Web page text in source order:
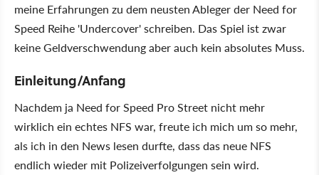
meine Erfahrungen zu dem neusten Ableger der Need for
Speed Reihe 'Undercover' schreiben. Das Spiel ist zwar
keine Geldverschwendung aber auch kein absolutes Muss.
Einleitung/Anfang
Nachdem ja Need for Speed Pro Street nicht mehr
wirklich ein echtes NFS war, freute ich mich um so mehr,
als ich in den News lesen durfte, dass das neue NFS
endlich wieder mit Polizeiverfolgungen sein wird.